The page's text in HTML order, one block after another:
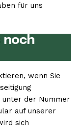
für uns
noch
wenn Sie
unter der Nummer
auf unserer
sich